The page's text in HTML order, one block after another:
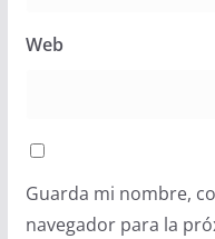
Web
Guarda mi nombre,
navegador para la